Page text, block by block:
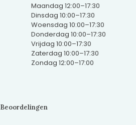
Maandag 12:00–17:30
Dinsdag 10:00–17:30
Woensdag 10:00–17:30
Donderdag 10:00–17:30
Vrijdag 10:00–17:30
Zaterdag 10:00–17:30
Zondag 12:00–17:00
Beoordelingen